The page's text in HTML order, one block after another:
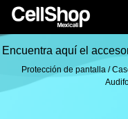
Encuentra aquí el
Protección de pantalla /